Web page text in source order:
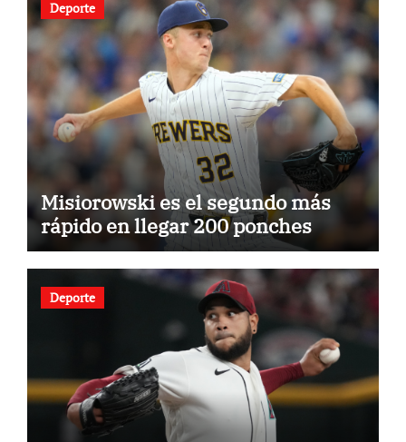
Deporte
Misiorowski es el segundo más
rápido en llegar 200 ponches
Deporte